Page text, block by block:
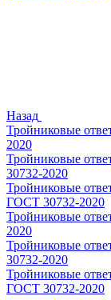
Назад
Тройниковые
2020
Тройниковые
30732-2020
Тройниковые
ГОСТ 30732-2020
Тройниковые
2020
Тройниковые
30732-2020
Тройниковые
ГОСТ 30732-2020